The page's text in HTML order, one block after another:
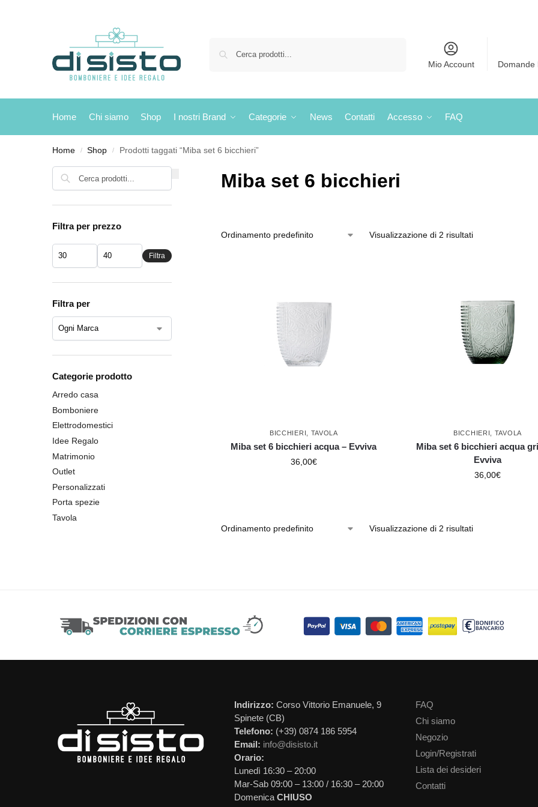
Mio Account Domande
Home Chi siamo Shop I nostri Brand Categorie News Contatti Accesso FAQ
Home / Shop / Prodotti taggati “Miba set 6 bicchieri”
Miba set 6 bicchieri
Visualizzazione di 2 risultati
BICCHIERI TAVOLA
Miba set 6 bicchieri acqua – Evviva
36,00€
BICCHIERI TAVOLA
Miba set 6 bicchieri acqua
Evviva
36,00€
Visualizzazione di 2 risultati
Filtra per prezzo
Filtra
Filtra per
Categorie prodotto
Arredo casa
Bomboniere
Elettrodomestici
Idee Regalo
Matrimonio
Outlet
Personalizzati
Porta spezie
Tavola
Indirizzo: Corso Vittorio Emanuele, 9
Spinete (CB)
Telefono: (+39) 0874 186 5954
Email: info@disisto.it
Orario:
Lunedì 16:30 – 20:00
Mar-Sab 09:00 – 13:00 / 16:30 – 20:00
Domenica CHIUSO
FAQ
Chi siamo
Negozio
Login/Registrati
Lista dei desideri
Contatti